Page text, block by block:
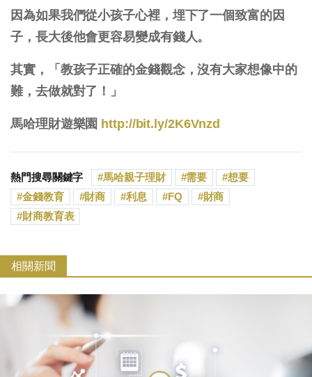
因為如果我們從小孩子心裡，埋下了一個致富的因
子，長大後他會更容易變成有錢人。
其實，「教孩子正確的金錢觀念，沒有大家想像中的
難，去做就對了！」
馬哈理財遊樂園 http://bit.ly/2K6Vnzd
熱門搜尋關鍵字 馬哈親子理財 需要
想要
金錢教育
財商 利息 FQ
財商
財商教育表
相關新聞